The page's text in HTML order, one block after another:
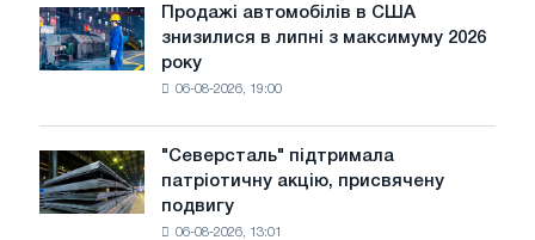
Південної
Кореї
Продажі
автомобілів
в
липні
з
максимуму
Продажі автомобілів в США
знизилися в липні з максимуму 2026
року
06-08-2026, 19:00
"Северсталь"
підтримала
патріотичну
"Северсталь" підтримала
патріотичну акцію, присвячену
подвигу
06-08-2026, 13:01